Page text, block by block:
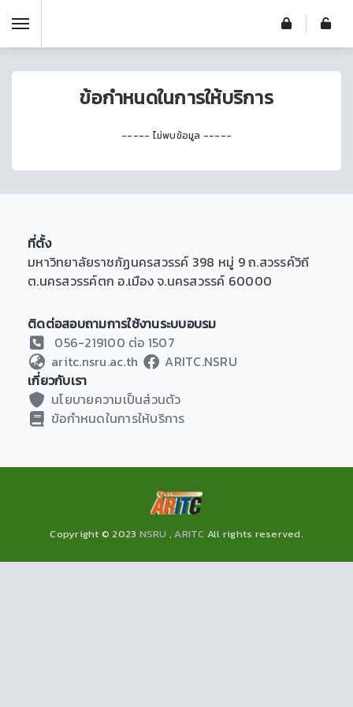
ข้อกำหนดในการให้บริการ
----- ไม่พบข้อมูล -----
ที่ตั้ง
มหาวิทยาลัยราชภัฏนครสวรรค์ 398 หมู่ 9 ถ.สวรรค์วิถี
ต.นครสวรรค์ตก อ.เมือง จ.นครสวรรค์ 60000
ติดต่อสอบถามการใช้งานระบบอบรม
056-219100 ต่อ 1507
aritc.nsru.ac.th
ARITC.NSRU
เกี่ยวกับเรา
นโยบายความเป็นส่วนตัว
ข้อกำหนดในการให้บริการ
Copyright © 2023 NSRU ,ARITC All rights reserved.